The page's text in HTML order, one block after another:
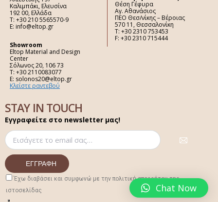
Καλιμπάκι, Ελευσίνα
192 00, Ελλάδα
Τ: +30 210 5565570-9
E: info@eltop.gr
Showroom
Eltop Material and Design
Center
Σόλωνος 20, 106 73
Τ: +30 2110083077
E: solonos20@eltop.gr
Κλείστε ραντεβού
Θέση Γέφυρα
Αγ. Αθανάσιος
ΠΕΟ Θεσ/νίκης – Βέροιας
570 11, Θεσσαλονίκη
Τ: +30 2310 753453
F: +30 2310 715444
STAY IN TOUCH
Εγγραφείτε στο newsletter μας!
Έχω διαβάσει και συμφωνώ με την πολιτική απορρήτου της
ιστοσελίδας
Chat Now